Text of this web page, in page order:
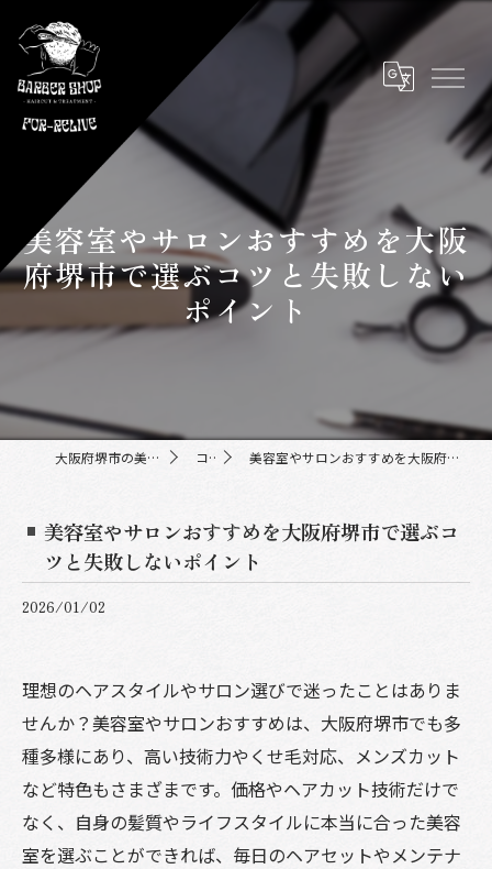
美容室やサロンおすすめを大阪
府堺市で選ぶコツと失敗しない
ポイント
大阪府堺市の美容室ならFor-Relive コラム 美容室やサロンおすすめを大阪府堺市で選ぶコツと失敗しないポイント
美容室やサロンおすすめを大阪府堺市で選ぶコ
ツと失敗しないポイント
2026/01/02
理想のヘアスタイルやサロン選びで迷ったことはありま
せんか？美容室やサロンおすすめは、大阪府堺市でも多
種多様にあり、高い技術力やくせ毛対応、メンズカット
など特色もさまざまです。価格やヘアカット技術だけで
なく、自身の髪質やライフスタイルに本当に合った美容
室を選ぶことができれば、毎日のヘアセットやメンテナ